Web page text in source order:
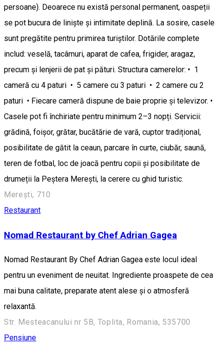
persoane). Deoarece nu există personal permanent, oaspeții
se pot bucura de liniște și intimitate deplină. La sosire, casele
sunt pregătite pentru primirea turiștilor. Dotările complete
includ: veselă, tacâmuri, aparat de cafea, frigider, aragaz,
precum și lenjerii de pat și pături. Structura camerelor: • 1
cameră cu 4 paturi • 5 camere cu 3 paturi • 2 camere cu 2
paturi • Fiecare cameră dispune de baie proprie și televizor. •
Casele pot fi închiriate pentru minimum 2–3 nopți. Servicii:
grădină, foișor, grătar, bucătărie de vară, cuptor tradițional,
posibilitate de gătit la ceaun, parcare în curte, ciubăr, saună,
teren de fotbal, loc de joacă pentru copii și posibilitate de
drumeții la Peștera Merești, la cerere cu ghid turistic.
Merești, 710
Restaurant
Nomad Restaurant by Chef Adrian Gagea
Nomad Restaurant By Chef Adrian Gagea este locul ideal
pentru un eveniment de neuitat. Ingrediente proaspete de cea
mai buna calitate, preparate atent alese și o atmosferă
relaxantă.
Str. Mesteacanului nr 5B, Toplita, Romania, 535700
Pensiune